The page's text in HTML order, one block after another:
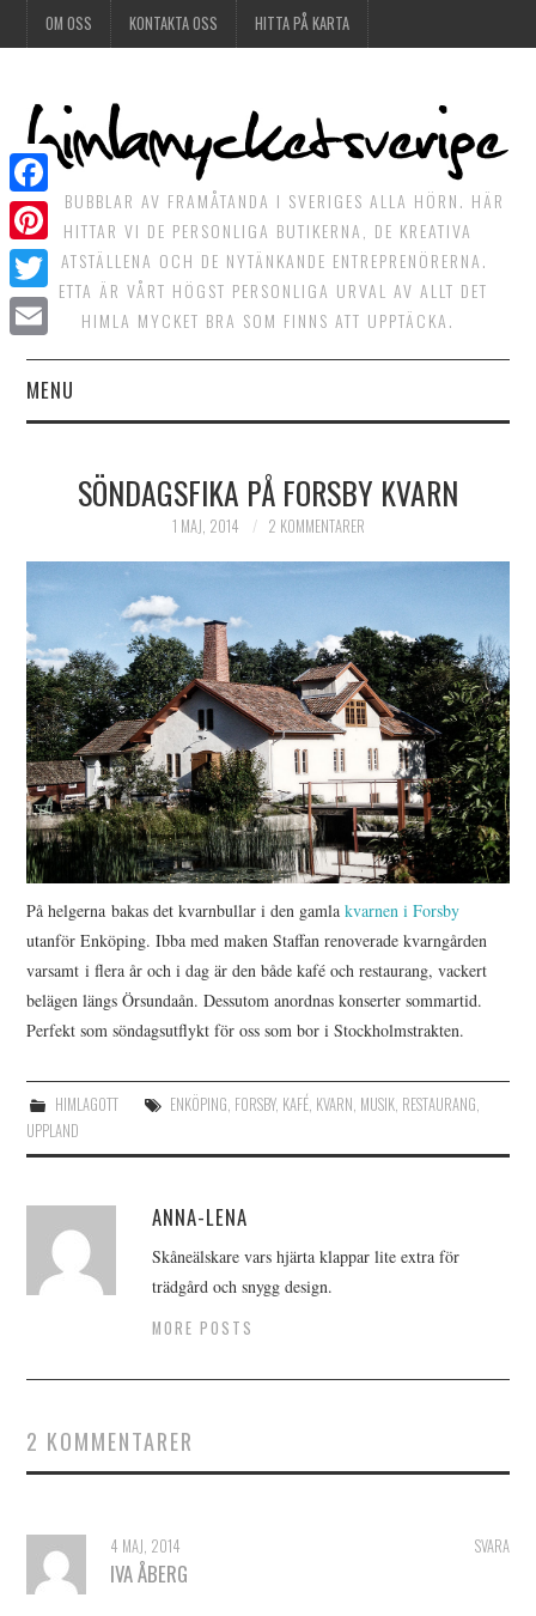
OM OSS KONTAKTA OSS HITTA PÅ KARTA
DET BUBBLAR AV FRAMÅTANDA I SVERIGES ALLA HÖRN. HÄR
HITTAR VI DE PERSONLIGA BUTIKERNA, DE KREATIVA
MATSTÄLLENA OCH DE NYTÄNKANDE ENTREPRENÖRERNA.
DETTA ÄR VÅRT HÖGST PERSONLIGA URVAL AV ALLT DET
HIMLA MYCKET BRA SOM FINNS ATT UPPTÄCKA.
MENU
HIMLAGRÖNT
HIMLAMYSIGT
HIMLASNYGGT
VI MÖTER
VI SPANAR PÅ
SÖNDAGSFIKA PÅ FORSBY KVARN
1 MAJ, 2014 2 KOMMENTARER
På helgerna bakas det kvarnbullar i den gamlakvarnen i Forsby
utanför Enköping. Ibba med maken Staffan renoverade kvarngården
varsamt i flera år och i dag är den både kafé och restaurang, vackert
belägen längs Örsundaån. Dessutom anordnas konserter sommartid.
Perfekt som söndagsutflykt för oss som bor i Stockholmstrakten.
HIMLAGOTT ENKÖPING FORSBY, KAFÉ, KVARN MUSIK, RESTAURANG
UPPLAND
ANNA-LENA
Skåneälskare vars hjärta klappar lite extra för
trädgård och snygg design.
MORE POSTS
2 KOMMENTARER
SVARA
4 MAJ, 2014
IVA ÅBERG
Facebook
Pinterest
Twitter
Email